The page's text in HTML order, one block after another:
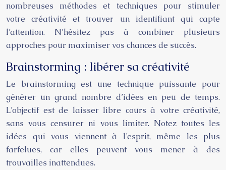
nombreuses méthodes et techniques pour stimuler
votre créativité et trouver un identifiant qui capte
l’attention. N’hésitez pas à combiner plusieurs
approches pour maximiser vos chances de succès.
Brainstorming : libérer sa créativité
Le brainstorming est une technique puissante pour
générer un grand nombre d’idées en peu de temps.
L’objectif est de laisser libre cours à votre créativité,
sans vous censurer ni vous limiter. Notez toutes les
idées qui vous viennent à l’esprit, même les plus
farfelues, car elles peuvent vous mener à des
trouvailles inattendues.